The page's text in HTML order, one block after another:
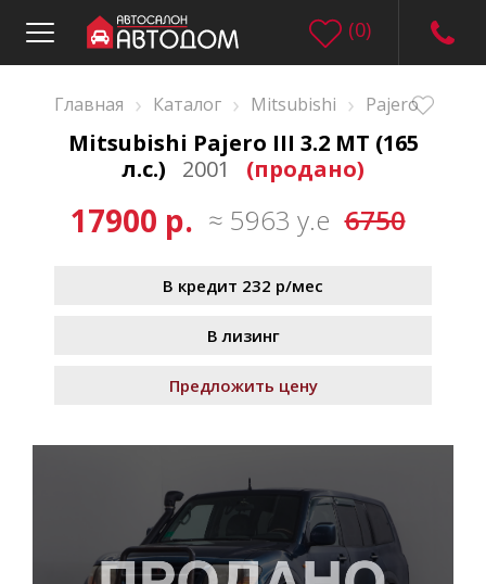
(0)
Главная › Каталог › Mitsubishi › Pajero
Mitsubishi Pajero III 3.2 MT (165
л.с.)
2001 (продано)
17900 р. ≈ 5963 у.е 6750
В кредит 232 р/мес
В лизинг
Предложить цену